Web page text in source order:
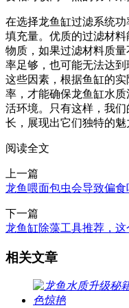
在选择龙鱼缸过滤系统
填充量。优质的过滤材
物质，如果过滤材料质
率足够，也可能无法达
这些因素，根据鱼缸的
率，才能确保龙鱼缸水
活环境。只有这样，我
长，展现出它们独特的魅
阅读全文
上一篇
龙鱼喂面包虫会导致偏食
下一篇
龙鱼缸除藻工具推荐，这
相关文章